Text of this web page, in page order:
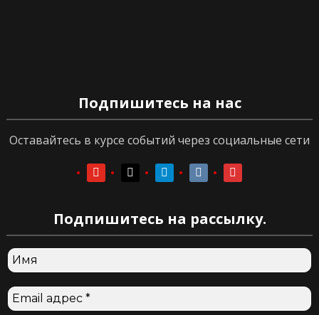
Подпишитесь на нас
Оставайтесь в курсе событий через социальные сети
youtubeyoutubetelegramvkontaktevkontakte
Подпишитесь на рассылку.